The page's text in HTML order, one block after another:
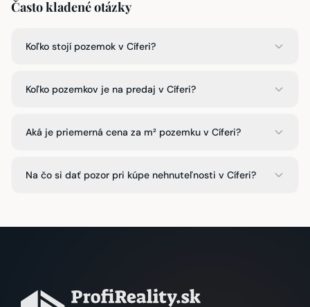
Často kladené otázky
Koľko stojí pozemok v Cíferi?
Koľko pozemkov je na predaj v Cíferi?
Aká je priemerná cena za m² pozemku v Cíferi?
Na čo si dať pozor pri kúpe nehnuteľnosti v Cíferi?